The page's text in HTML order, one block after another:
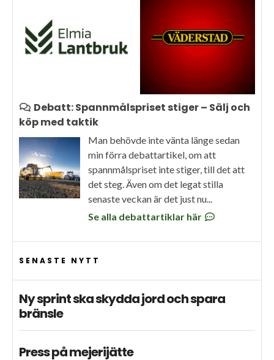
Debatt: Spannmålspriset stiger – Sälj och
köp med taktik
Man behövde inte vänta länge sedan
min förra debattartikel, om att
spannmålspriset inte stiger, till det att
det steg. Även om det legat stilla
senaste veckan är det just nu...
Se alla debattartiklar här
SENASTE NYTT
Ny sprint ska skydda jord och spara
bränsle
Press på mejerijätte